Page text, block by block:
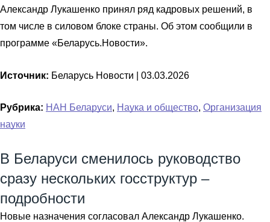
Александр Лукашенко принял ряд кадровых решений, в
том числе в силовом блоке страны. Об этом сообщили в
программе «Беларусь.Новости».
Источник: Беларусь Новости | 03.03.2026
Рубрика: НАН Беларуси, Наука и общество, Организация
науки
В Беларуси сменилось руководство
сразу нескольких госструктур –
подробности
Новые назначения согласовал Александр Лукашенко.